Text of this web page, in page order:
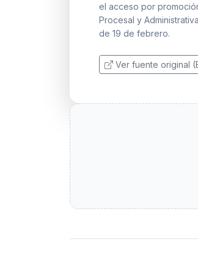
el acceso por
Procesal y
de 19 de febrero.
Ver fuente original